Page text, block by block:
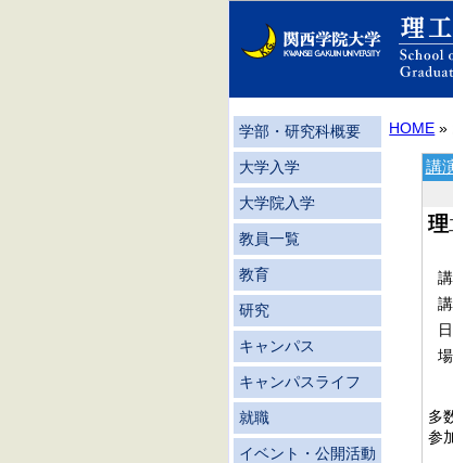
学部・研究科概要
大学入学
大学院入学
教員一覧
教育
研究
キャンパス
キャンパスライフ
就職
イベント・公開活動
HOME »
講
理
多
参